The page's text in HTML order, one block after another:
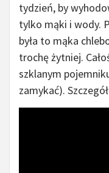
tydzień, by
tylko mąki i wody.
była to mąka
trochę żytniej.
szklanym
zamykać).